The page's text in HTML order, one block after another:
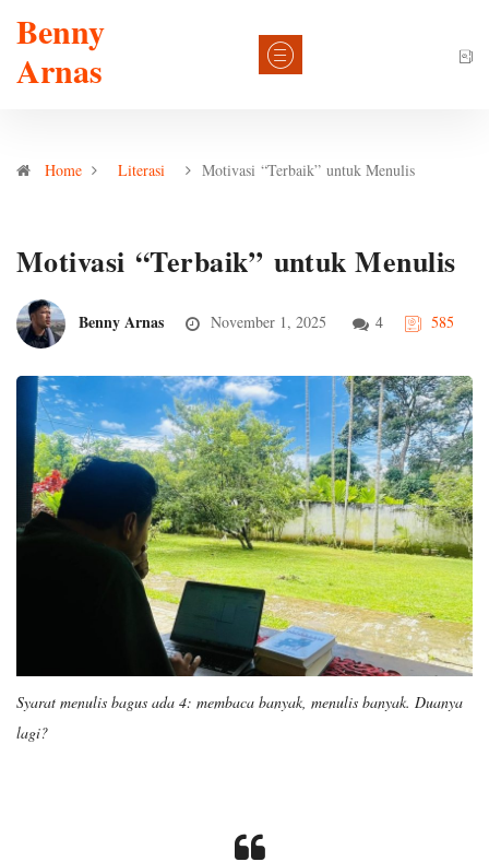
Benny
Arnas
Home Literasi Motivasi “Terbaik” untuk Menulis
Motivasi “Terbaik” untuk Menulis
Benny Arnas November 1, 2025 4 585
Syarat menulis bagus ada 4: membaca banyak, menulis banyak. Duanya
lagi?